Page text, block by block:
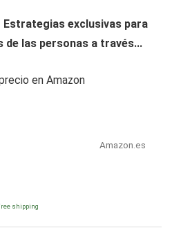
Estrategias exclusivas para
las personas a través...
en Amazon
Amazon.es
shipping